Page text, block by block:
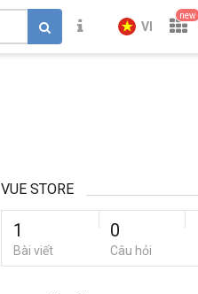
VI
new
VUE STORE
1
Bài viết
0
Câu hỏi